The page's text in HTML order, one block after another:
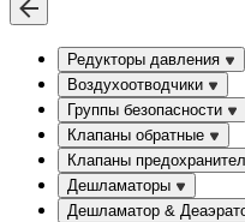
Редукторы давления
Воздухоотводчики
Группы безопасности
Клапаны обратные
Клапаны
Дешламаторы
Дешламатор &